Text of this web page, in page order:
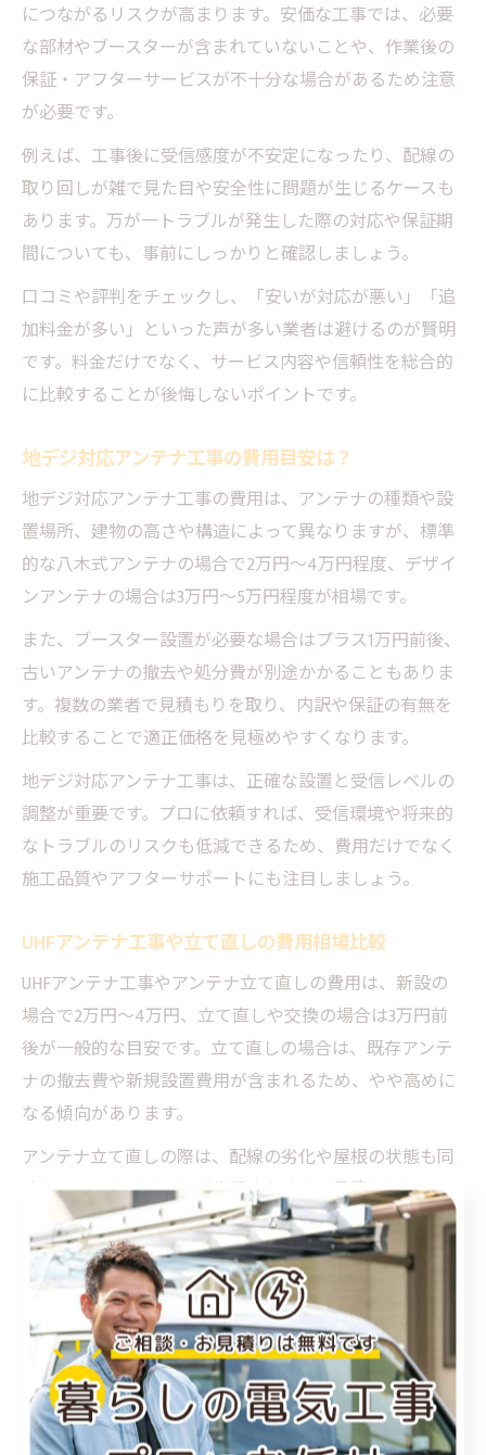
につながるリスクが高まります。安価な工事では、必要
な部材やブースターが含まれていないことや、作業後の
保証・アフターサービスが不十分な場合があるため注意
が必要です。
例えば、工事後に受信感度が不安定になったり、配線の
取り回しが雑で見た目や安全性に問題が生じるケースも
あります。万が一トラブルが発生した際の対応や保証期
間についても、事前にしっかりと確認しましょう。
口コミや評判をチェックし、「安いが対応が悪い」「追
加料金が多い」といった声が多い業者は避けるのが賢明
です。料金だけでなく、サービス内容や信頼性を総合的
に比較することが後悔しないポイントです。
地デジ対応アンテナ工事の費用目安は？
地デジ対応アンテナ工事の費用は、アンテナの種類や設
置場所、建物の高さや構造によって異なりますが、標準
的な八木式アンテナの場合で2万円〜4万円程度、デザイ
ンアンテナの場合は3万円〜5万円程度が相場です。
また、ブースター設置が必要な場合はプラス1万円前後、
古いアンテナの撤去や処分費が別途かかることもありま
す。複数の業者で見積もりを取り、内訳や保証の有無を
比較することで適正価格を見極めやすくなります。
地デジ対応アンテナ工事は、正確な設置と受信レベルの
調整が重要です。プロに依頼すれば、受信環境や将来的
なトラブルのリスクも低減できるため、費用だけでなく
施工品質やアフターサポートにも注目しましょう。
UHFアンテナ工事や立て直しの費用相場比較
UHFアンテナ工事やアンテナ立て直しの費用は、新設の
場合で2万円〜4万円、立て直しや交換の場合は3万円前
後が一般的な目安です。立て直しの場合は、既存アンテ
ナの撤去費や新規設置費用が含まれるため、やや高めに
なる傾向があります。
アンテナ立て直しの際は、配線の劣化や屋根の状態も同
時にチェックすることが推奨されます。見積もりには
「撤去費」「新設費」「配線工事費」などが明記されて
いるか確認し、追加料金の条件や保証内容も事前に把握
しておきましょう。
プロの業者に依頼することで、安全な作業や確実な電波
受信が期待できるほか、工事後のアフターサービスも充
実しています。口コミや評判を参考に、実績と信頼性が
高い業者を選ぶことが大切です。